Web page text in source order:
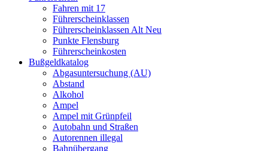
Fahren mit 17
Führerscheinklassen
Führerscheinklassen Alt Neu
Punkte Flensburg
Führerscheinkosten
Bußgeldkatalog
Abgasuntersuchung (AU)
Abstand
Alkohol
Ampel
Ampel mit Grünpfeil
Autobahn und Straßen
Autorennen illegal
Bahnübergang